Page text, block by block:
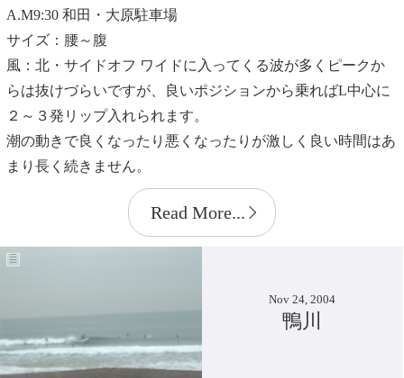
A.M9:30和田・大原駐車場
サイズ：腰～腹
風：北・サイドオフ ワイドに入ってくる波が多くピークか
らは抜けづらいですが、良いポジションから乗ればL中心に
２～３発リップ入れられます。
潮の動きで良くなったり悪くなったりが激しく良い時間はあ
まり長く続きません。
Read More...
Nov 24, 2004
鴨川